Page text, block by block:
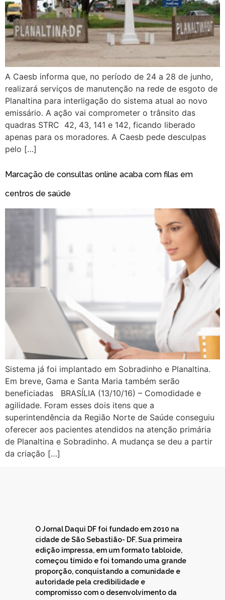
A Caesb informa que, no período de 24 a 28 de junho,
realizará serviços de manutenção na rede de esgoto de
Planaltina para interligação do sistema atual ao novo
emissário. A ação vai comprometer o trânsito das
quadras STRC 42, 43, 141 e 142, ficando liberado
apenas para os moradores. A Caesb pede desculpas
pelo […]
Marcação de consultas online acaba com filas em
centros de saúde
Sistema já foi implantado em Sobradinho e Planaltina.
Em breve, Gama e Santa Maria também serão
beneficiadas BRASÍLIA (13/10/16) – Comodidade e
agilidade. Foram esses dois itens que a
superintendência da Região Norte de Saúde conseguiu
oferecer aos pacientes atendidos na atenção primária
de Planaltina e Sobradinho. A mudança se deu a partir
da criação […]
O Jornal Daqui DF foi fundado em 2010 na
cidade de São Sebastião- DF. Sua primeira
edição impressa, em um formato tabloide,
começou tímido e foi tomando uma grande
proporção, conquistando a comunidade e
autoridade pela credibilidade e
compromisso com o desenvolvimento da